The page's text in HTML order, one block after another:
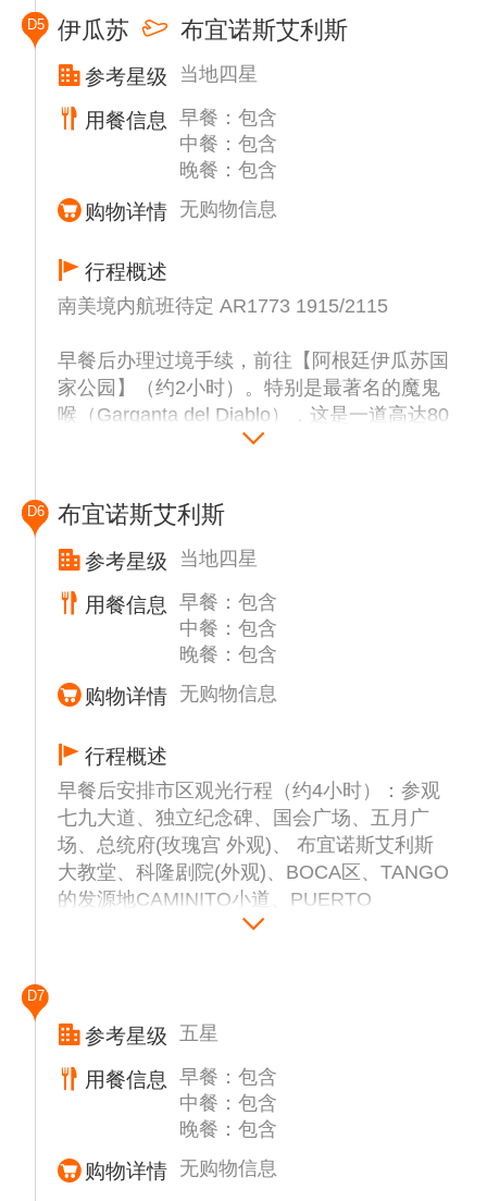
（入内参观，约1小时），这里是圣保罗街头
艺术核心地标，兼具历史沉淀与当代创意碰撞
的视觉盛宴，漫步在这条几百米的小巷，每一
面墙都是一部流动的史诗，涂鸦艺术家们用喷
漆和梦想，在这里绘制出他们对自由的向往和
对生活的热爱。
最。巴西的鹦鹉有绿色的、红色的、蓝色的、
黄色的，大小各异，琳琅满目。大金刚鹦鹉绚
丽多彩，红绿、黄蓝金刚鹦鹉是世界最大的鹦
鹉，从头到尾巴尖，足有1米长。它们是巴西
的“国鸟”，巴西的钱币上都有它们的画像。
游览世界第一大跨度的【伊瓜苏瀑布群】（约
2小时），乘电梯进入栈道，置身于飞流直下
三千尺的宏伟景观之中。沿曲折小径，观赏最
壮观的天然奇景，领略275道瀑布万马奔腾气
势和惊心动魄的感受，仿佛目睹世界诞生一
般。
1.伊瓜苏瀑布冲浪船：约USD120/人，建议游
客穿泳衣；且此项目具有一定的惊险刺激性，
因此患有高血压、心脏病等疾病或年纪大的客
人不建议参加！请客人慎重选择！（此为参考
2.伊瓜苏直升机俯瞰瀑布全景：约USD180/
人，（此为参考价格，实际价格以当地确认为
准！）
自费”的原则酌情参加，导游组织自费活动将
不会带有任何强迫因素。部分项目参加人数不
足时，则费用将做相应调整或无法成行。）
D5 伊瓜苏 布宜诺斯艾利斯
参考星级 当地四星
用餐信息
早餐：包含
中餐：包含
晚餐：包含
购物详情 无购物信息
行程概述
南美境内航班待定 AR1773 1915/2115
早餐后办理过境手续，前往【阿根廷伊瓜苏国
家公园】（约2小时）。特别是最著名的魔鬼
喉（Garganta del Diablo），这是一道高达80
米的U形瀑布，气势恢宏，水雾弥漫，彩虹时
后搭乘航班前往阿根廷首都——布宜诺斯艾利
斯。
D6 布宜诺斯艾利斯
参考星级 当地四星
用餐信息
早餐：包含
中餐：包含
晚餐：包含
购物详情 无购物信息
行程概述
早餐后安排市区观光行程（约4小时）：参观
七九大道、独立纪念碑、国会广场、五月广
场、总统府(玫瑰宫 外观)、 布宜诺斯艾利斯
大教堂、科隆剧院(外观)、BOCA区、TANGO
的发源地CAMINITO小道、PUERTO
MADERO(新港)、典雅的女人桥等。
D7
参考星级 五星
用餐信息
早餐：包含
中餐：包含
晚餐：包含
购物详情 无购物信息